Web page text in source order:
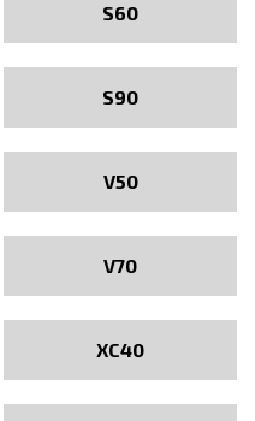
S60
S90
V50
V70
XC40